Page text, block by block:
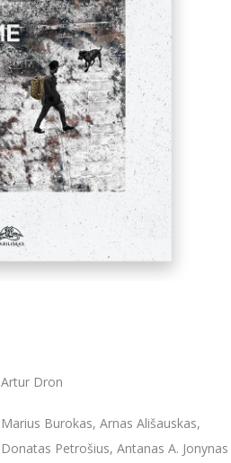
Artur Dron
Marius Burokas, Arnas Ališauskas,
Donatas Petrošius, Antanas A. Jonynas